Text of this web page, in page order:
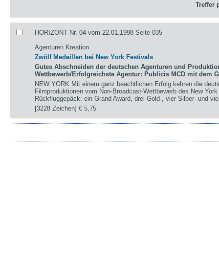
Treffer
HORIZONT Nr. 04 vom 22.01.1998 Seite 035
Agenturen Kreation
Zwölf Medaillen bei New York Festivals
Gutes Abschneiden der deutschen Agenturen und
Wettbewerb/Erfolgreichste Agentur: Publicis MCD mit dem
NEW YORK Mit einem ganz beachtlichen Erfolg kehren die
Filmproduktionen vom Non-Broadcast-Wettbewerb des New
Rückfluggepäck: ein Grand Award, drei Gold-, vier Silber- und
[3228 Zeichen]€ 5,75